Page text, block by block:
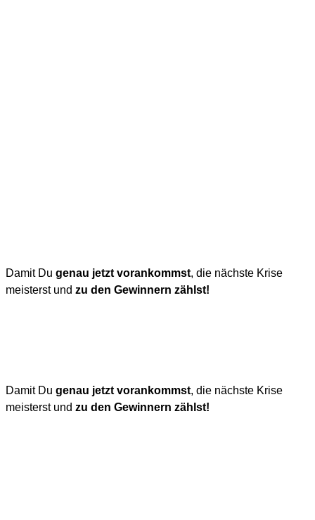
Damit Du genau jetzt vorankommst, die nächste Krise
meisterst und zu den Gewinnern zählst!
Damit Du genau jetzt vorankommst, die nächste Krise
meisterst und zu den Gewinnern zählst!